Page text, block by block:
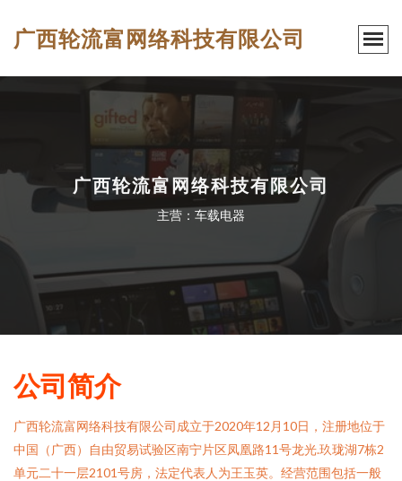
广西轮流富网络科技有限公司
广西轮流富网络科技有限公司
主营：车载电器
公司简介
广西轮流富网络科技有限公司成立于2020年12月10日，注册地位于
中国（广西）自由贸易试验区南宁片区凤凰路11号龙光.玖珑湖7栋2
单元二十一层2101号房，法定代表人为王玉英。经营范围包括一般